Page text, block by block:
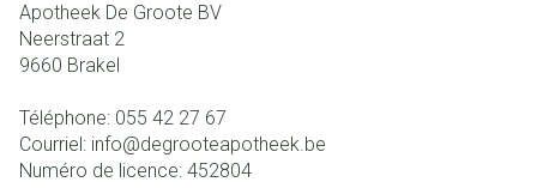
Apotheek De Groote BV
Neerstraat 2
9660 Brakel
Téléphone: 055 42 27 67
Courriel: info@degrooteapotheek.be
Numéro de licence: 452804